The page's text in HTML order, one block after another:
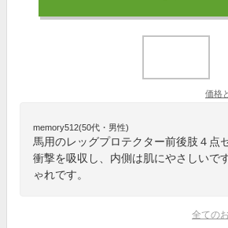
価格
memory512(50代・男性)
馬用のレッグプロテクター前後肢４点
衝撃を吸収し、内側は肌にやさしいで
ゃれです。
全ての